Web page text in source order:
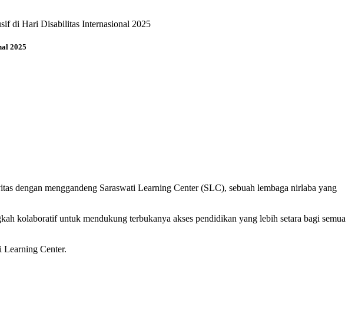
di Hari Disabilitas Internasional 2025
2025
dengan menggandeng Saraswati Learning Center (SLC), sebuah lembaga nirlaba yang
kolaboratif untuk mendukung terbukanya akses pendidikan yang lebih setara bagi semua
Learning Center.